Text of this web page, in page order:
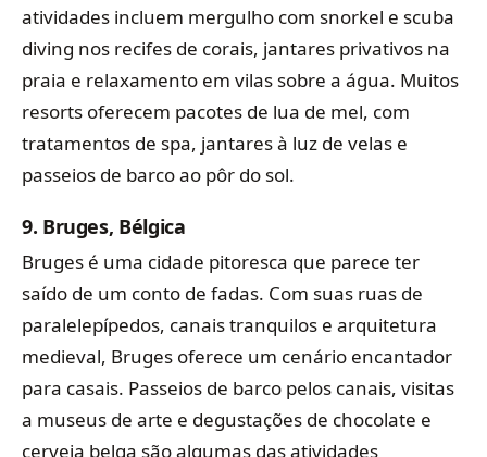
atividades incluem mergulho com snorkel e scuba
diving nos recifes de corais, jantares privativos na
praia e relaxamento em vilas sobre a água. Muitos
resorts oferecem pacotes de lua de mel, com
tratamentos de spa, jantares à luz de velas e
passeios de barco ao pôr do sol.
9. Bruges, Bélgica
Bruges é uma cidade pitoresca que parece ter
saído de um conto de fadas. Com suas ruas de
paralelepípedos, canais tranquilos e arquitetura
medieval, Bruges oferece um cenário encantador
para casais. Passeios de barco pelos canais, visitas
a museus de arte e degustações de chocolate e
cerveja belga são algumas das atividades